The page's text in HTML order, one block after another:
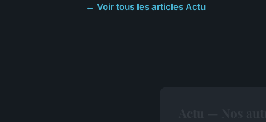
← Voir tous les articles Actu